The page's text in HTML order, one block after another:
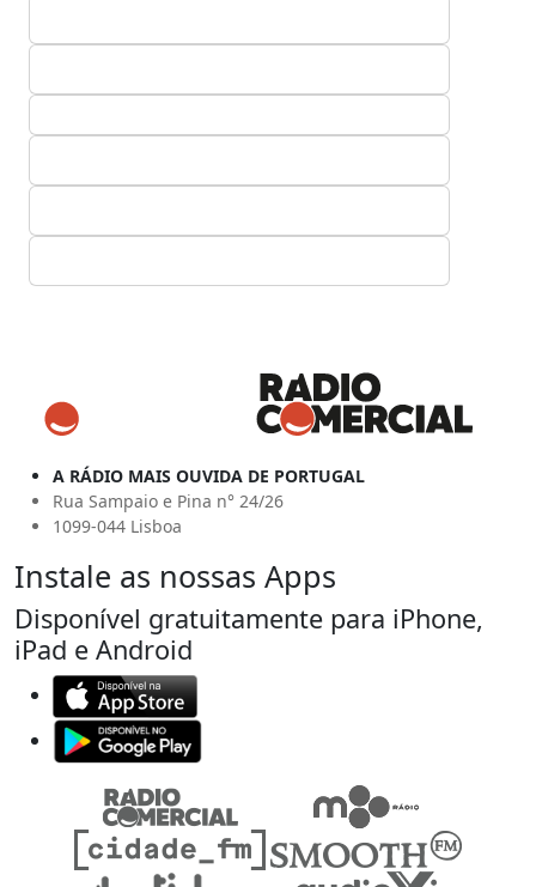
A RÁDIO MAIS OUVIDA DE PORTUGAL
Rua Sampaio e Pina n° 24/26
1099-044 Lisboa
Instale as nossas Apps
Disponível gratuitamente para iPhone,
iPad e Android